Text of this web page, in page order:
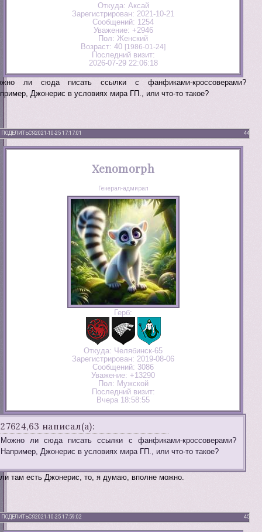
Откуда: Аксай
Зарегистрирован: 2021-10-21
Сообщений: 1254
Уважение: +2946
Пол: Женский
Возраст: 40 [1986-01-24]
Последний визит:
2026-07-29 22:06:18
ли сюда писать ссылки с фанфиками-кроссоверами?
Джонерис в условиях мира ГП., или что-то такое?
ПОДЕЛИТЬСЯ 44
2021-10-25 17:17:01
Xenomorph
Генерал-адмирал
Герб:
Откуда: Челябинск-65
Зарегистрирован: 2019-08-06
Сообщений: 3086
Уважение: +13290
Пол: Мужской
Последний визит:
Вчера 18:58:55
27624,63 написал(а):
Можно ли сюда писать ссылки с фанфиками-кроссоверами?
Например, Джонерис в условиях мира ГП., или что-то такое?
там есть Джонерис, то, я думаю, вполне можно.
ПОДЕЛИТЬСЯ 45
2021-10-25 17:59:02